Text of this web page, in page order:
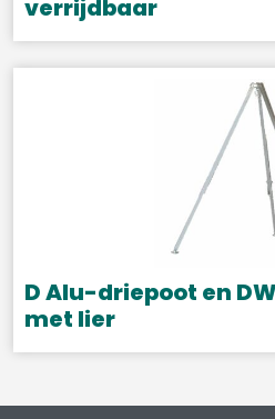
verrijdbaar
Dit
product
gekozen
worden
productpagina
D Alu-driepoot en
met lier
Dit